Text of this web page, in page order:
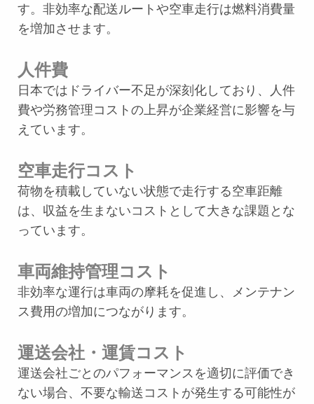
す。非効率な配送ルートや空車走行は燃料消費量
を増加させます。
人件費
日本ではドライバー不足が深刻化しており、人件
費や労務管理コストの上昇が企業経営に影響を与
えています。
空車走行コスト
荷物を積載していない状態で走行する空車距離
は、収益を生まないコストとして大きな課題とな
っています。
車両維持管理コスト
非効率な運行は車両の摩耗を促進し、メンテナン
ス費用の増加につながります。
運送会社・運賃コスト
運送会社ごとのパフォーマンスを適切に評価でき
ない場合、不要な輸送コストが発生する可能性が